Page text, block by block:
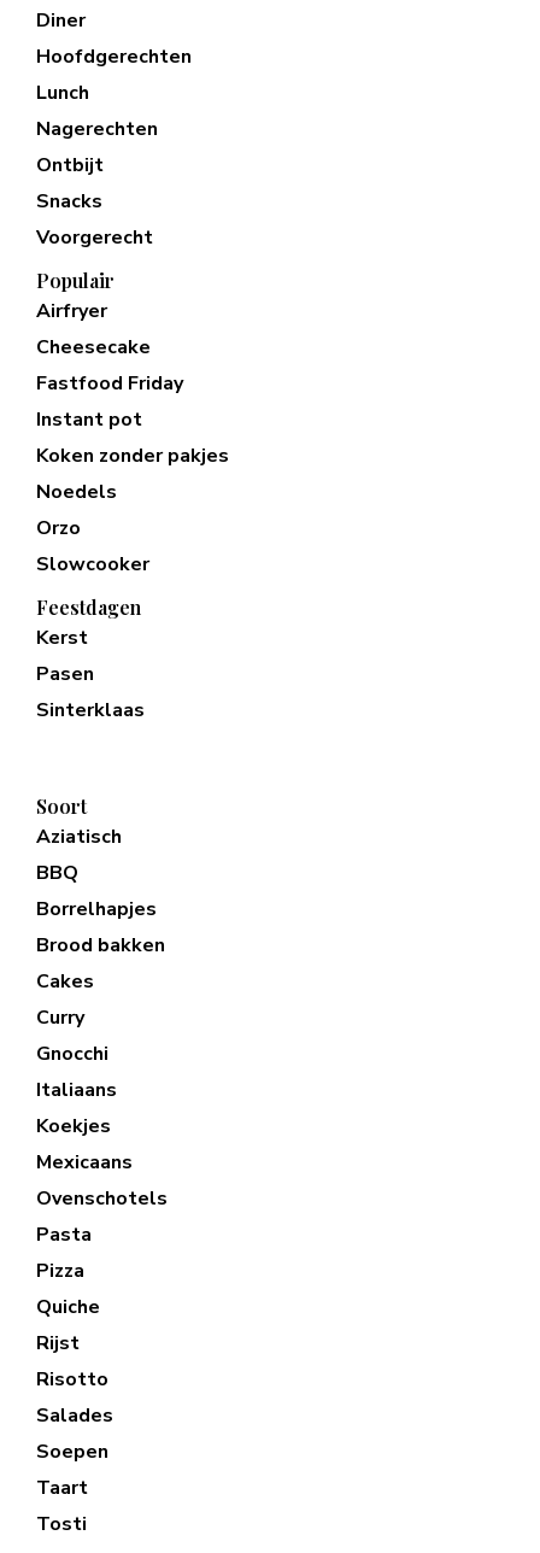
Diner
Hoofdgerechten
Lunch
Nagerechten
Ontbijt
Snacks
Voorgerecht
Populair
Airfryer
Cheesecake
Fastfood Friday
Instant pot
Koken zonder pakjes
Noedels
Orzo
Slowcooker
Feestdagen
Kerst
Pasen
Sinterklaas
Soort
Aziatisch
BBQ
Borrelhapjes
Brood bakken
Cakes
Curry
Gnocchi
Italiaans
Koekjes
Mexicaans
Ovenschotels
Pasta
Pizza
Quiche
Rijst
Risotto
Salades
Soepen
Taart
Tosti